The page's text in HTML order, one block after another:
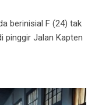
berinisial F (24) tak
pinggir Jalan Kapten